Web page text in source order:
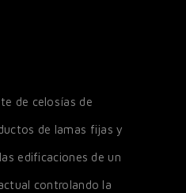
de celosías de
de lamas fijas y
edificaciones de un
controlando la